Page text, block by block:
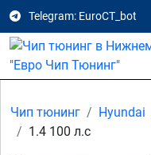
Telegram: EuroCT_bot
Чип тюнинг Hyundai
1.4 100 л.с